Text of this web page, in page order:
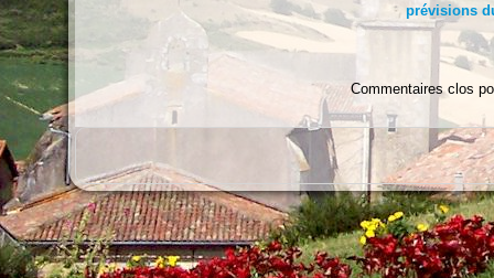
prévisions
Commentaires clos